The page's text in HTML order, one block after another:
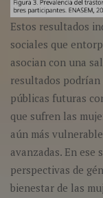
Estos resultados
sociales que
asocian con una
resultados
públicas futuras
que sufren las
aún más
avanzadas. En
perspectivas de
bienestar de las